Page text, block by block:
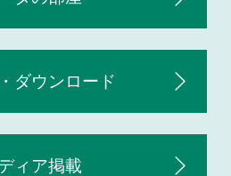
ダウンロード
ィア掲載